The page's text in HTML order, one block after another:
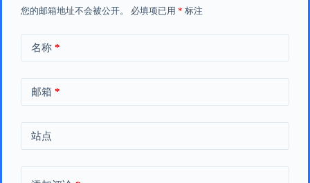
您的邮箱地址不会被公开。 必填项已用 * 标注
名称*
邮箱 *
站点